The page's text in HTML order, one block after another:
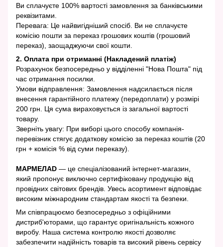
Ви сплачуєте 100% вартості замовлення за банківськими
реквізитами.
Перевага: Це найвигідніший спосіб. Ви не сплачуєте
комісію пошти за переказ грошових коштів (грошовий
переказ), заощаджуючи свої кошти.
2. Оплата при отриманні (Накладений платіж)
Розрахунок безпосередньо у відділенні "Нова Пошта" під
час отримання посилки.
Умови відправлення: Замовлення надсилається після
внесення гарантійного платежу (передоплати) у розмірі
200 грн. Ця сума вираховується із загальної вартості
товару.
Зверніть увагу: При виборі цього способу компанія-
перевізник стягує додаткову комісію за переказ коштів (20
грн + комісія % від суми переказу).
МАРМЕЛАD — це спеціалізований інтернет-магазин,
який пропонує виключно сертифіковану продукцію від
провідних світових брендів. Увесь асортимент відповідає
високим міжнародним стандартам якості та безпеки.
Ми співпрацюємо безпосередньо з офіційними
дистриб'юторами, що гарантує оригінальність кожного
виробу. Наша система контролю якості дозволяє
забезпечити надійність товарів та високий рівень сервісу